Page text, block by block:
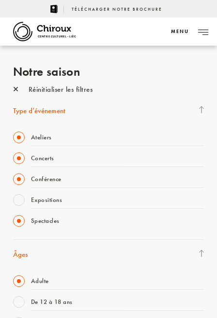
TÉLÉCHARGER NOTRE BROCHURE
CENTRE CULTUREL - LIÈGE
MENU
Notre saison
Réinitialiser les filtres
Type d’événement
Ateliers
Concerts
Conférence
Expositions
Spectacles
Âges
Adulte
De 12 à 18 ans